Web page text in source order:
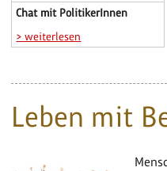
Chat mit PolitikerInnen
> weiterlesen
Leben mit